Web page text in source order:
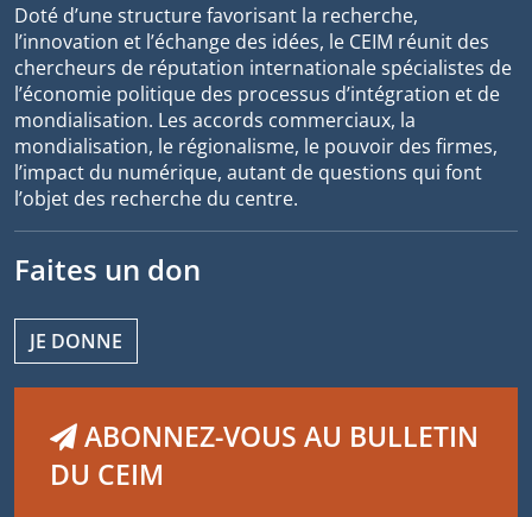
Doté d’une structure favorisant la recherche,
l’innovation et l’échange des idées, le CEIM réunit des
chercheurs de réputation internationale spécialistes de
l’économie politique des processus d’intégration et de
mondialisation. Les accords commerciaux, la
mondialisation, le régionalisme, le pouvoir des firmes,
l’impact du numérique, autant de questions qui font
l’objet des recherche du centre.
Faites un don
JE DONNE
ABONNEZ-VOUS AU BULLETIN
DU CEIM